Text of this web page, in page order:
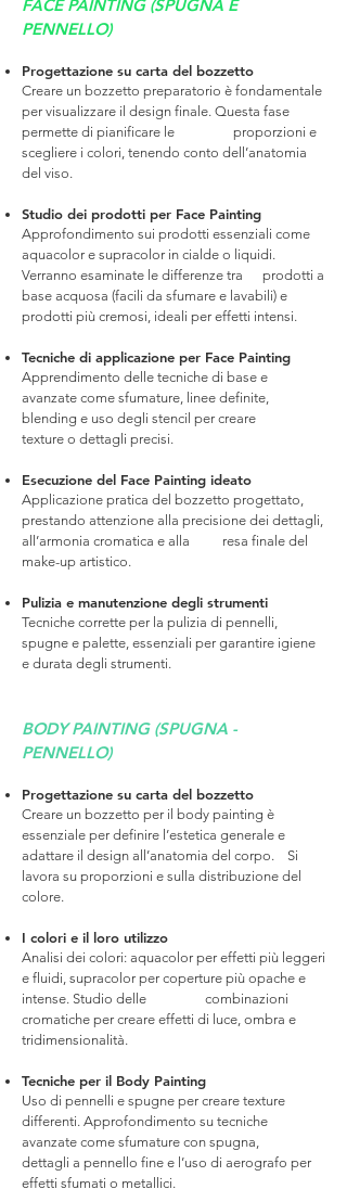
FACE PAINTING (SPUGNA E
PENNELLO)
Progettazione su carta del bozzetto
Creare un bozzetto preparatorio è fondamentale
per visualizzare il design finale. Questa fase
permette di pianificare le proporzioni e
scegliere i colori, tenendo conto dell’anatomia
del viso.
Studio dei prodotti per Face Painting
Approfondimento sui prodotti essenziali come
aquacolor e supracolor in cialde o liquidi.
Verranno esaminate le differenze tra prodotti a
base acquosa (facili da sfumare e lavabili) e
prodotti più cremosi, ideali per effetti intensi.
Tecniche di applicazione per Face Painting
Apprendimento delle tecniche di base e
avanzate come sfumature, linee definite,
blending e uso degli stencil per creare
texture o dettagli precisi.
Esecuzione del Face Painting ideato
Applicazione pratica del bozzetto progettato,
prestando attenzione alla precisione dei dettagli,
all’armonia cromatica e alla resa finale del
make-up artistico.
Pulizia e manutenzione degli strumenti
Tecniche corrette per la pulizia di pennelli,
spugne e palette, essenziali per garantire igiene
e durata degli strumenti.
BODY PAINTING (SPUGNA -
PENNELLO)
Progettazione su carta del bozzetto
Creare un bozzetto per il body painting è
essenziale per definire l’estetica generale e
adattare il design all’anatomia del corpo. Si
lavora su proporzioni e sulla distribuzione del
colore.​
I colori e il loro utilizzo
Analisi dei colori: aquacolor per effetti più leggeri
e fluidi, supracolor per coperture più opache e
intense. Studio delle combinazioni
cromatiche per creare effetti di luce, ombra e
tridimensionalità.
Tecniche per il Body Painting
Uso di pennelli e spugne per creare texture
differenti. Approfondimento su tecniche
avanzate come sfumature con spugna,
dettagli a pennello fine e l’uso di aerografo per
effetti sfumati o metallici.